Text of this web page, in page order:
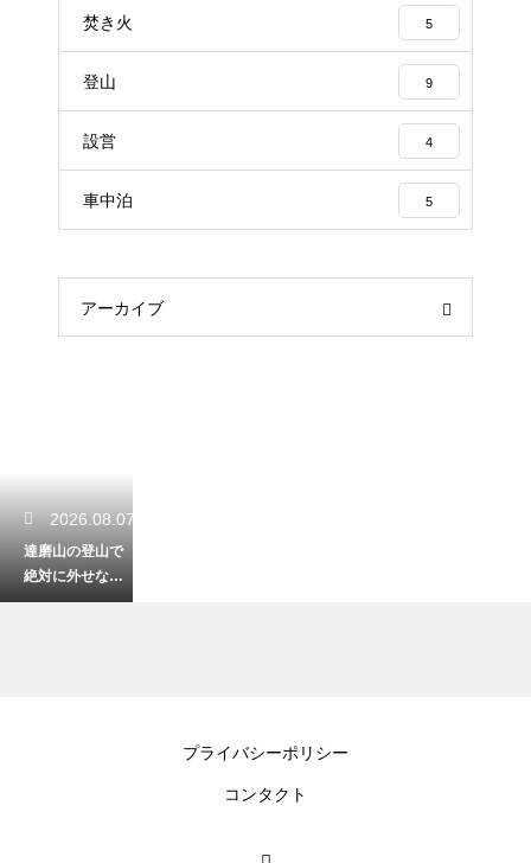
焚き火 5
登山 9
設営 4
車中泊 5
アーカイブ
2026.08.07
達磨山の登山で
絶対に外せない
絶景コース！体
プライバシーポリシー
コンタクト